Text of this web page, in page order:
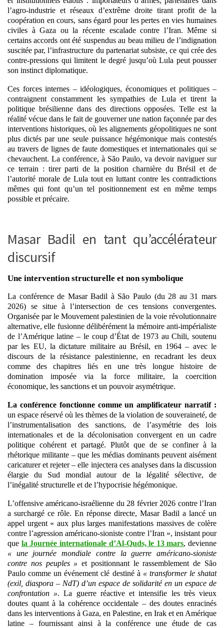
l’agro-industrie et réseaux d’extrême droite tirant profit de la
coopération en cours, sans égard pour les pertes en vies humaines
civiles à Gaza ou la récente escalade contre l’Iran. Même si
certains accords ont été suspendus au beau milieu de l’indignation
suscitée par, l’infrastructure du partenariat subsiste, ce qui crée des
contre-pressions qui limitent le degré jusqu’où Lula peut pousser
son instinct diplomatique.
Ces forces internes – idéologiques, économiques et politiques –
contraignent constamment les sympathies de Lula et tirent la
politique brésilienne dans des directions opposées. Telle est la
réalité vécue dans le fait de gouverner une nation façonnée par des
interventions historiques, où les alignements géopolitiques ne sont
plus dictés par une seule puissance hégémonique mais contestés
au travers de lignes de faute domestiques et internationales qui se
chevauchent. La conférence, à São Paulo, va devoir naviguer sur
ce terrain : tirer parti de la position charnière du Brésil et de
l’autorité morale de Lula tout en luttant contre les contradictions
mêmes qui font qu’un tel positionnement est en même temps
possible et précaire.
Masar Badil en tant qu’accélérateur
discursif
Une intervention structurelle et non symbolique
La conférence de Masar Badil à São Paulo (du 28 au 31 mars
2026) se situe à l’intersection de ces tensions convergentes.
Organisée par le Mouvement palestinien de la voie révolutionnaire
alternative, elle fusionne délibérément la mémoire anti-impérialiste
de l’Amérique latine – le coup d’État de 1973 au Chili, soutenu
par les EU, la dictature militaire au Brésil, en 1964 – avec le
discours de la résistance palestinienne, en recadrant les deux
comme des chapitres liés en une très longue histoire de
domination imposée via la force militaire, la coercition
économique, les sanctions et un pouvoir asymétrique.
La conférence fonctionne comme un amplificateur narratif :
un espace réservé où les thèmes de la violation de souveraineté, de
l’instrumentalisation des sanctions, de l’asymétrie des lois
internationales et de la décolonisation convergent en un cadre
politique cohérent et partagé. Plutôt que de se confiner à la
rhétorique militante – que les médias dominants peuvent aisément
caricaturer et rejeter – elle injectera ces analyses dans la discussion
élargie du Sud mondial autour de la légalité sélective, de
l’inégalité structurelle et de l’hypocrisie hégémonique.
L’offensive américano-israélienne du 28 février 2026 contre l’Iran
a surchargé ce rôle. En réponse directe, Masar Badil a lancé un
appel urgent « aux plus larges manifestations massives de colère
contre l’agression américano-sioniste contre l’Iran », insistant pour
que la Journée internationale d’Al-Quds, le 13 mars, devienne
« une journée mondiale contre la guerre américano-sioniste
contre nos peuples » et positionnant le rassemblement de São
Paulo comme un événement clé destiné à « transformer le shatat
(exil, diaspora – NdT) d’un espace de solidarité en un espace de
confrontation ». La guerre réactive et intensifie les très vieux
doutes quant à la cohérence occidentale – des doutes enracinés
dans les interventions à Gaza, en Palestine, en Irak et en Amérique
latine – fournissant ainsi à la conférence une étude de cas